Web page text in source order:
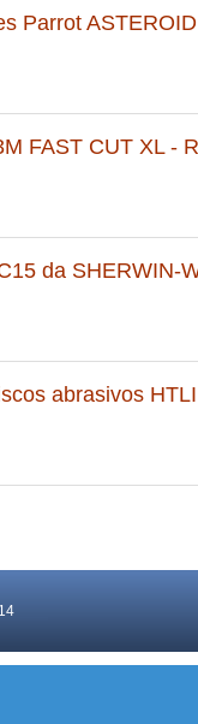
Parrot
FAST CUT XL -
da SHERWIN-
abrasivos